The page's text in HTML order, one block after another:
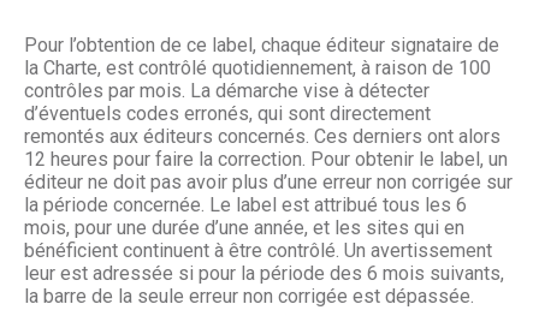
Pour l’obtention de ce label, chaque éditeur signataire de
la Charte, est contrôlé quotidiennement, à raison de 100
contrôles par mois. La démarche vise à détecter
d’éventuels codes erronés, qui sont directement
remontés aux éditeurs concernés. Ces derniers ont alors
12 heures pour faire la correction. Pour obtenir le label, un
éditeur ne doit pas avoir plus d’une erreur non corrigée sur
la période concernée. Le label est attribué tous les 6
mois, pour une durée d’une année, et les sites qui en
bénéficient continuent à être contrôlé. Un avertissement
leur est adressée si pour la période des 6 mois suivants,
la barre de la seule erreur non corrigée est dépassée.